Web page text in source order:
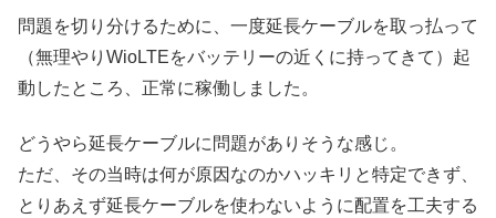
問題を切り分けるために、一度延長ケーブルを取っ払って
（無理やりWioLTEをバッテリーの近くに持ってきて）起
動したところ、正常に稼働しました。
どうやら延長ケーブルに問題がありそうな感じ。
ただ、その当時は何が原因なのかハッキリと特定できず、
とりあえず延長ケーブルを使わないように配置を工夫する